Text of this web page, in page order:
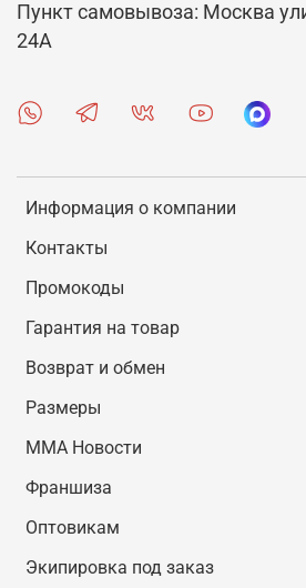
Информация о компании
Контакты
Промокоды
Гарантия на товар
Возврат и обмен
Размеры
MMA Новости
Франшиза
Оптовикам
Экипировка под заказ
Пункт самовывоза: Москва
24А